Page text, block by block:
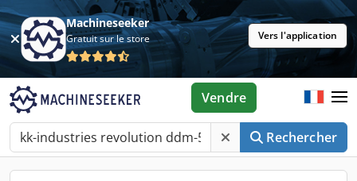
Machineseeker
Gratuit sur le store Vers l'application
Rechercher
Vendre